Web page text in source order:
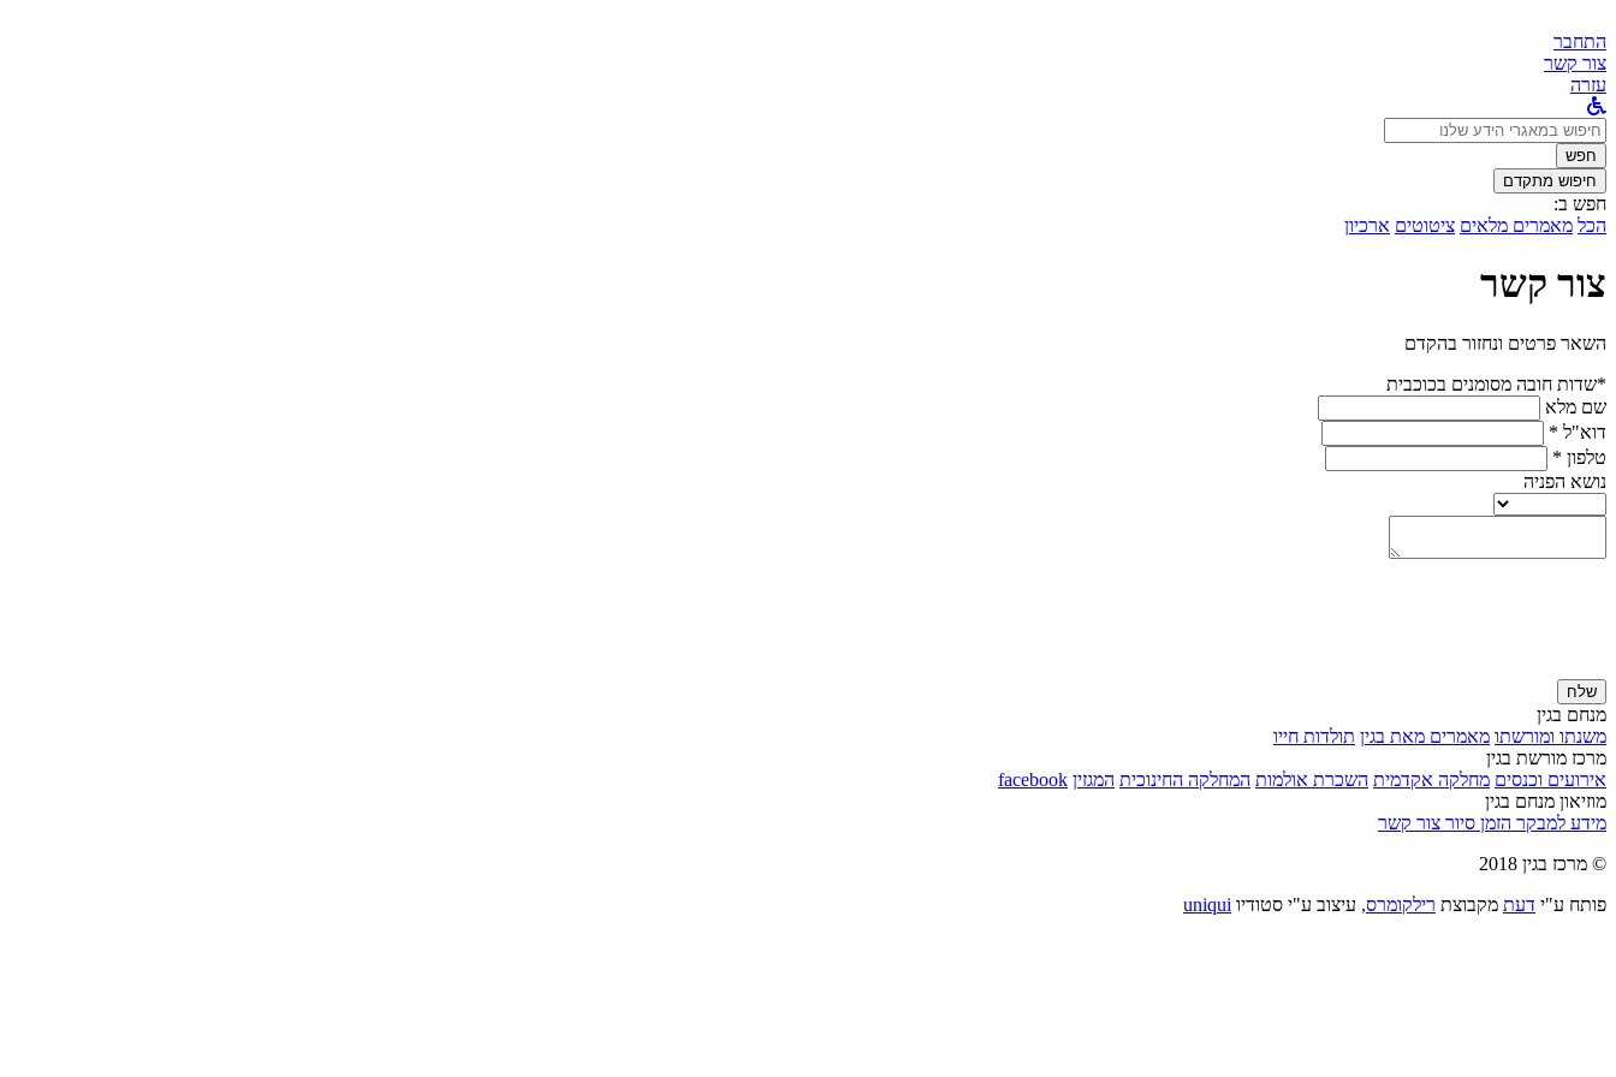
התחבר
צור קשר
עזרה
לחפש
ב:חפש
חיפוש מתקדם
חפש ב:
הכל מאמרים מלאים ציטוטים ארכיון
צור קשר
השאר פרטים ונחזור בהקדם
*שדות חובה מסומנים בכוכבית
שם מלא
דוא"ל *
טלפון *
נושא הפניה
שלח
מנחם בגין
משנתו ומורשתו מאמרים מאת בגין תולדות חייו
מרכז מורשת בגין
אירועים וכנסים מחלקה אקדמית השכרת אולמות המחלקה החינוכית המגזין facebook
מוזיאון מנחם בגין
מידע למבקר הזמן סיור צור קשר
© מרכז בגין 2018
פותח ע"י דעת מקבוצת רילקומרס, עיצוב ע"י סטודיו uniqui